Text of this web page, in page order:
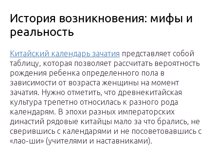
История возникновения: мифы и
реальность
Китайский календарь зачатия представляет собой
таблицу, которая позволяет рассчитать вероятность
рождения ребенка определенного пола в
зависимости от возраста женщины на момент
зачатия. Нужно отметить, что древнекитайская
культура трепетно относилась к разного рода
календарям. В эпохи разных императорских
династий рядовые китайцы мало за что брались, не
сверившись с календарями и не посоветовавшись с
«лао-ши» (учителями и наставниками).